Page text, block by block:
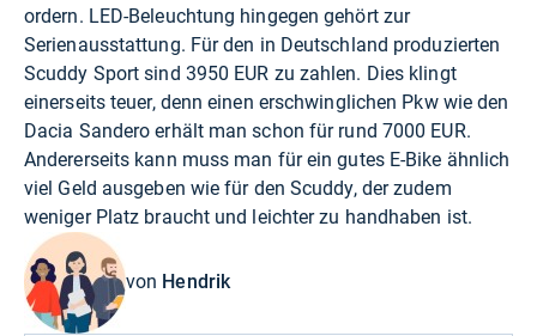
ordern. LED-Beleuchtung hingegen gehört zur
Serienausstattung. Für den in Deutschland produzierten
Scuddy Sport sind 3950 EUR zu zahlen. Dies klingt
einerseits teuer, denn einen erschwinglichen Pkw wie den
Dacia Sandero erhält man schon für rund 7000 EUR.
Andererseits kann muss man für ein gutes E-Bike ähnlich
viel Geld ausgeben wie für den Scuddy, der zudem
weniger Platz braucht und leichter zu handhaben ist.
von Hendrik